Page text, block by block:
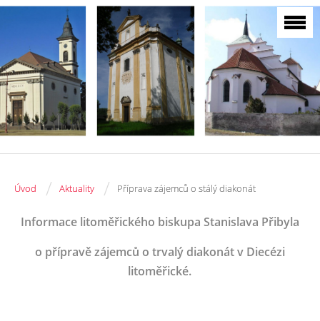
Úvod / Aktuality / Příprava zájemců o stálý diakonát
Informace litoměřického biskupa Stanislava Přibyla
o přípravě zájemců o trvalý diakonát v Diecézi
litoměřické.